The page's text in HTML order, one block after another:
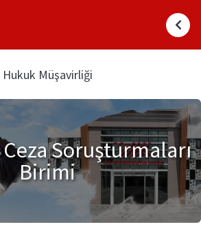
Hukuk Müşavirliği
Soruşturmaları
Birimi